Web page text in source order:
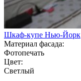
Шкаф-купе Нью-Йорк
Материал фасада:
Фотопечать
Цвет:
Светлый